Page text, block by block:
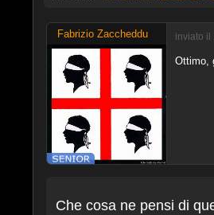
Fabrizio Zaccheddu inviato il
Ottimo,
Che cosa ne pensi di